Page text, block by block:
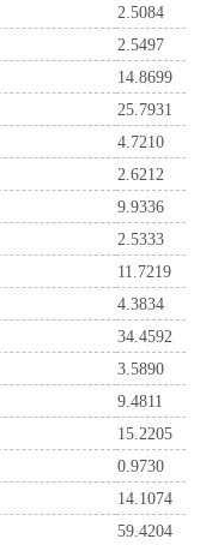
2.5084
2.5497
14.8699
25.7931
4.7210
2.6212
9.9336
2.5333
11.7219
4.3834
34.4592
3.5890
9.4811
15.2205
0.9730
14.1074
59.4204